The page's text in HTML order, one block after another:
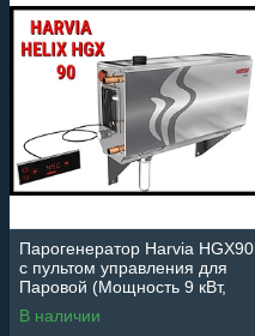
Парогенератор Harvia HGX90
c пультом управления для
Паровой (Мощность 9 кВт,
объем 4,5-10 м3)
В наличии